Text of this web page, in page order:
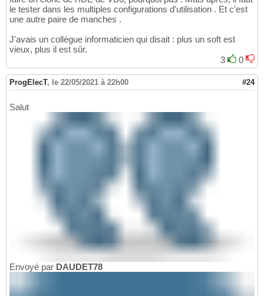
le tester dans les multiples configurations d'utilisation . Et c'est
une autre paire de manches .
J'avais un collègue informaticien qui disait : plus un soft est
vieux, plus il est sûr.
3
0
ProgElecT, le 22/05/2021 à 22h00 #24
Salut
Envoyé par DAUDET78